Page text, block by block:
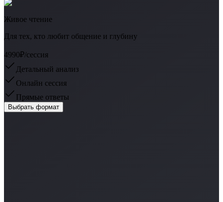
Живое чтение
Для тех, кто любит общение и глубину
4990₽/сессия
Детальный анализ
Онлайн сессия
Прямые ответы
Выбрать формат